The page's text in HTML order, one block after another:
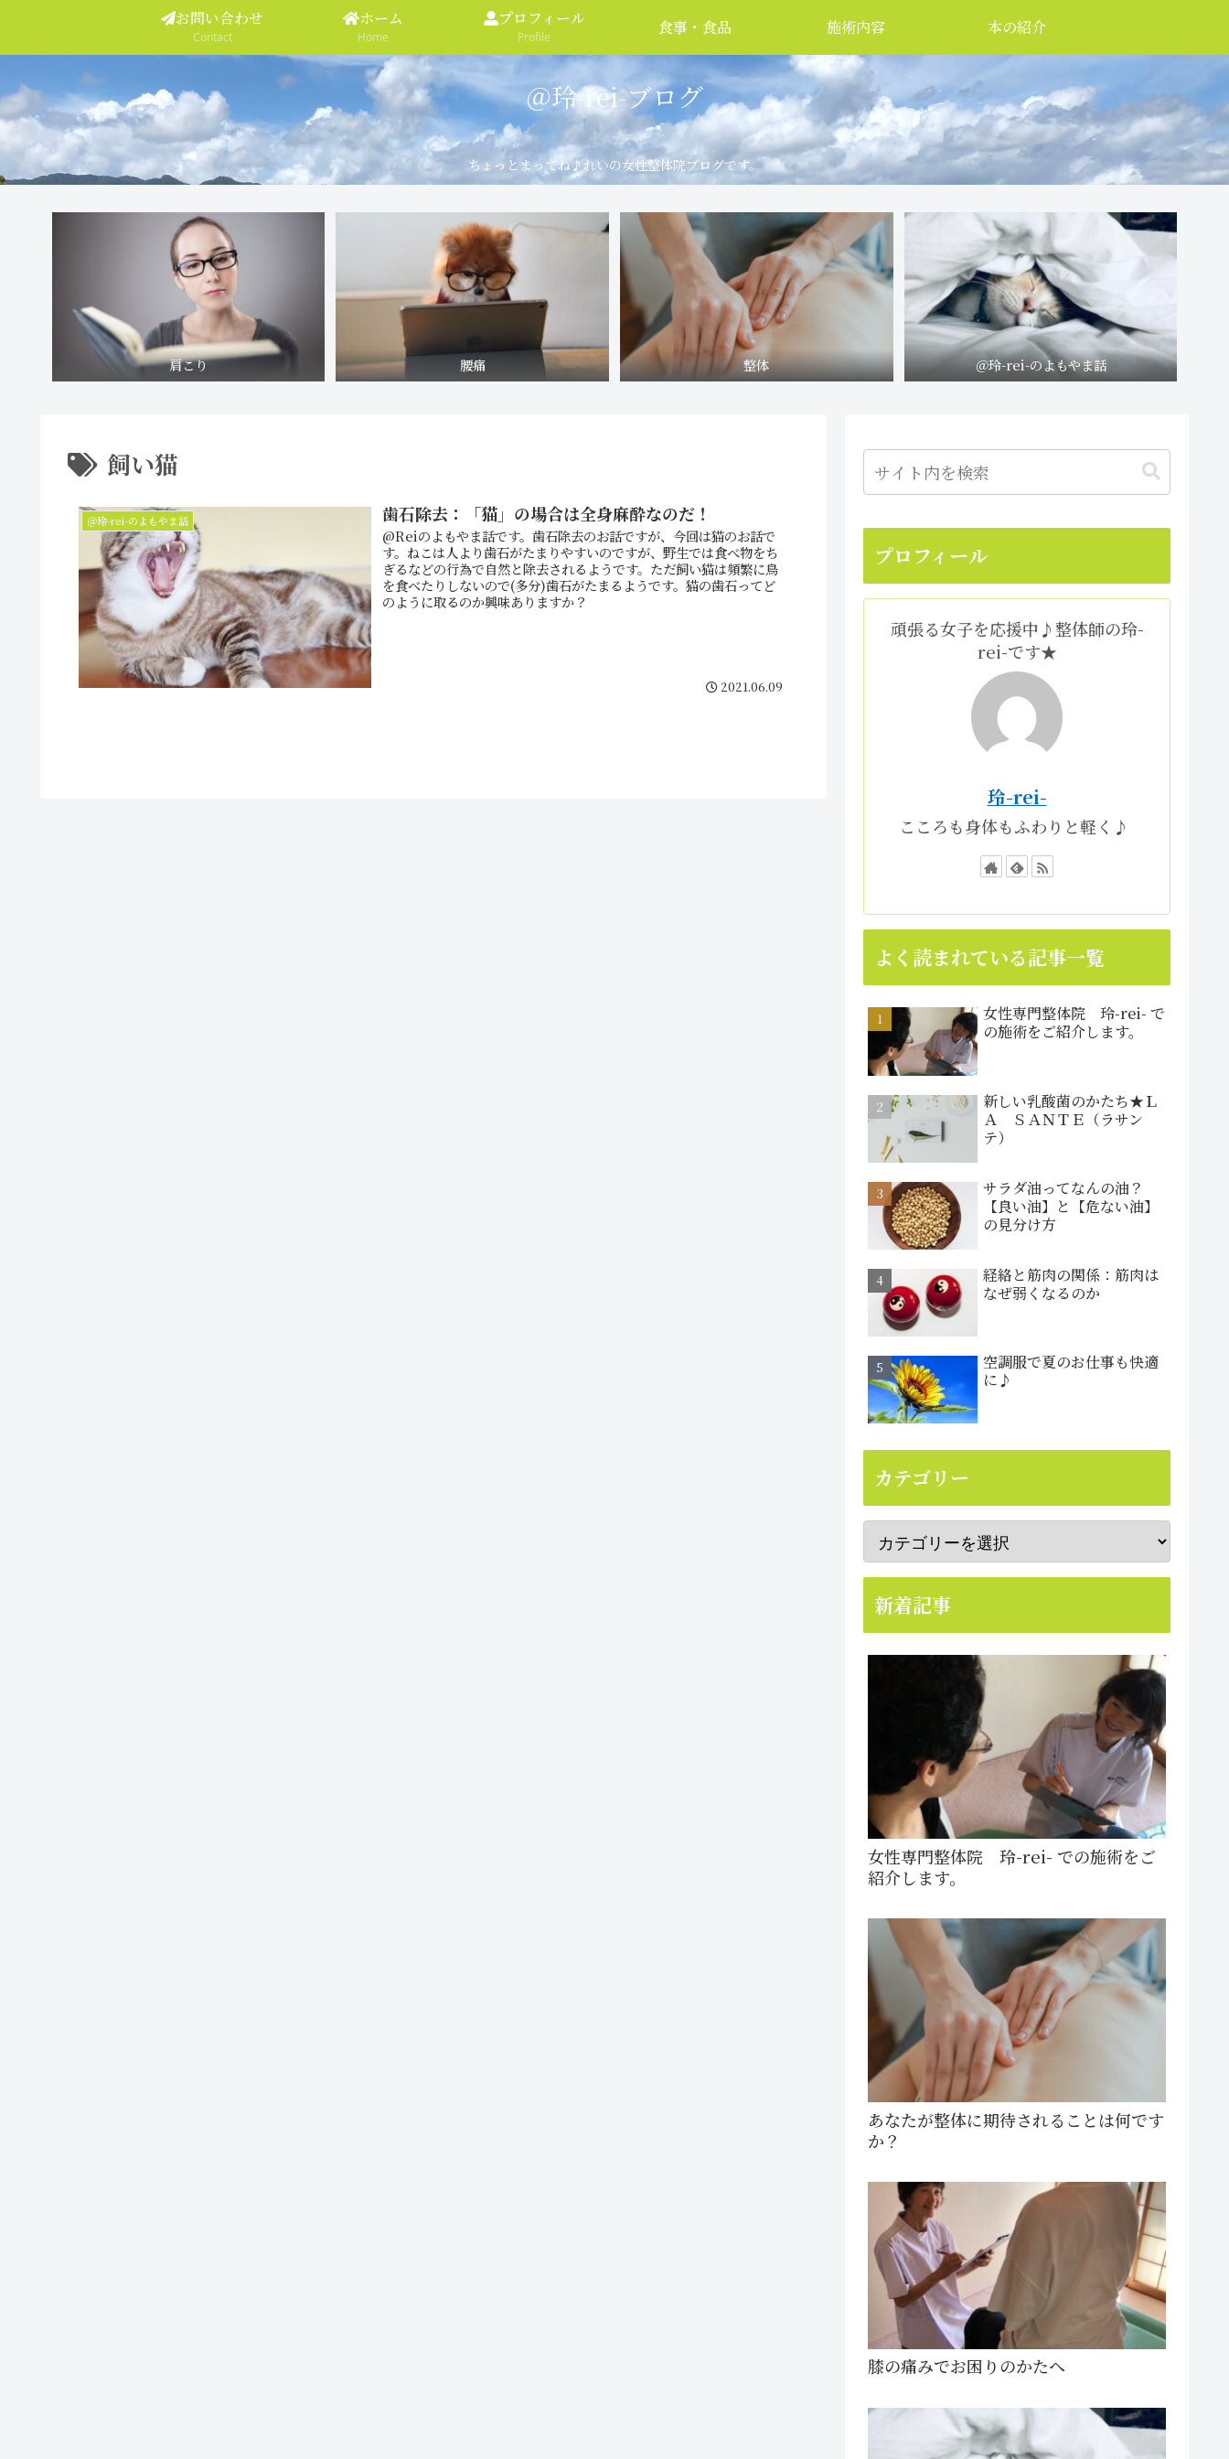
＠玲-rei-ブログ
ちょっとまってね♪れいの女性整体院ブログです。
お問い合わせ
Contact
ホーム
Home
プロフィール
Profile 食事・食品 施術内容 本の紹介
肩こり 腰痛 整体 ＠玲-rei-のよもやま話
飼い猫
＠玲-rei-のよもやま話 歯石除去：「猫」の場合は全身麻酔なのだ！
@Reiのよもやま話です。歯石除去のお話ですが、今回は猫のお話で
す。ねこは人より歯石がたまりやすいのですが、野生では食べ物をち
ぎるなどの行為で自然と除去されるようです。ただ飼い猫は頻繁に鳥
を食べたりしないので(多分)歯石がたまるようです。猫の歯石ってど
のように取るのか興味ありますか？
2021.06.09
プロフィール
頑張る女子を応援中♪整体師の玲-
rei-です★
玲-rei-
こころも身体もふわりと軽く♪
よく読まれている記事一覧
女性専門整体院 玲-rei- で
の施術をご紹介します。
新しい乳酸菌のかたち★Ｌ
Ａ ＳＡＮＴＥ（ラサン
テ）
サラダ油ってなんの油？
【良い油】と【危ない油】
の見分け方
経絡と筋肉の関係：筋肉は
なぜ弱くなるのか
空調服で夏のお仕事も快適
に♪
カテゴリー
新着記事
女性専門整体院 玲-rei- での施術をご
紹介します。
あなたが整体に期待されることは何です
か？
膝の痛みでお困りのかたへ